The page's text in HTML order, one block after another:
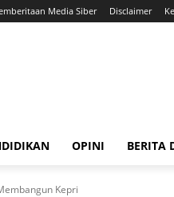
Media Siber Disclaimer
OPINI BERITA
Kepri